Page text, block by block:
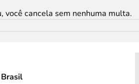
você cancela sem nenhuma multa.